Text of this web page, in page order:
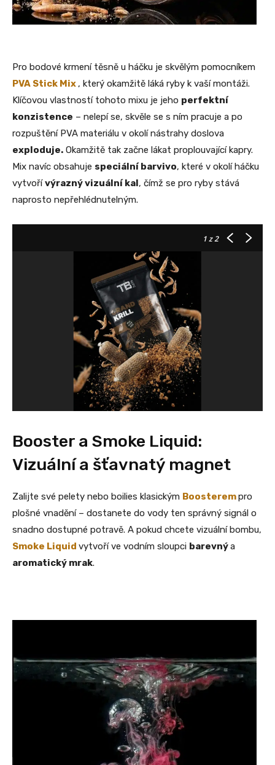
Pro bodové krmení těsně u háčku je skvělým pomocníkem
PVA Stick Mix , který okamžitě láká ryby k vaší montáži.
Klíčovou vlastností tohoto mixu je jeho perfektní
konzistence – nelepí se, skvěle se s ním pracuje a po
rozpuštění PVA materiálu v okolí nástrahy doslova
exploduje. Okamžitě tak začne lákat proplouvající kapry.
Mix navíc obsahuje speciální barvivo, které v okolí háčku
vytvořívýrazný vizuální kal, čímž se pro ryby stává
naprosto nepřehlédnutelným.
1z 2
Booster a Smoke Liquid:
Vizuální a šťavnatý magnet
Zalijte své pelety nebo boilies klasickým Boosterempro
plošné vnadění – dostanete do vody ten správný signál o
snadno dostupné potravě. A pokud chcete vizuální bombu,
Smoke Liquid vytvoří ve vodním sloupci barevnýa
aromatický mrak.